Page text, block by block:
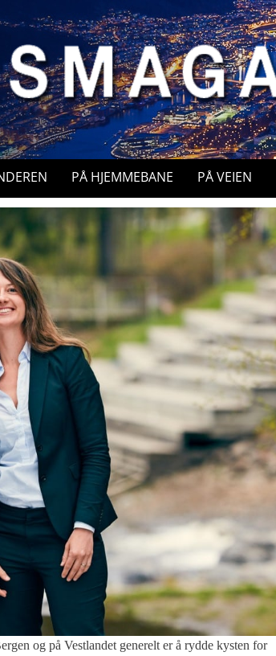
PÅ HJEMMEBANE PÅ VEIEN
og på Vestlandet generelt er å rydde kysten for